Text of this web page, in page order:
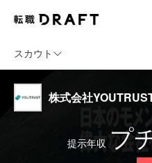
スカウト
株式会社
提示年収 プ